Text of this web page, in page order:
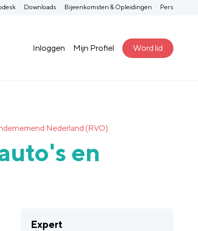
Inloggen Mijn Profiel Word lid
Downloads Bijeenkomsten & Opleidingen Pers
Nederland (RVO)
en
Expert